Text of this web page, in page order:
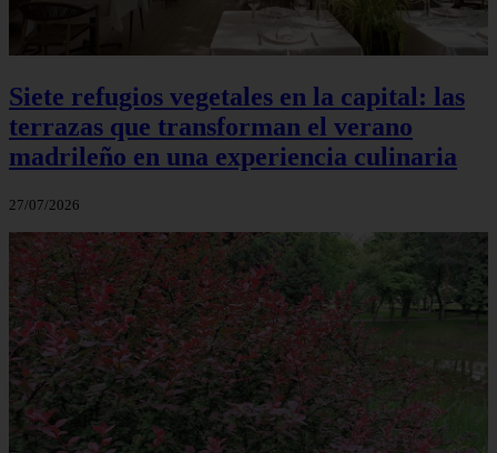
Siete refugios vegetales en la capital: las
terrazas que transforman el verano
madrileño en una experiencia culinaria
27/07/2026